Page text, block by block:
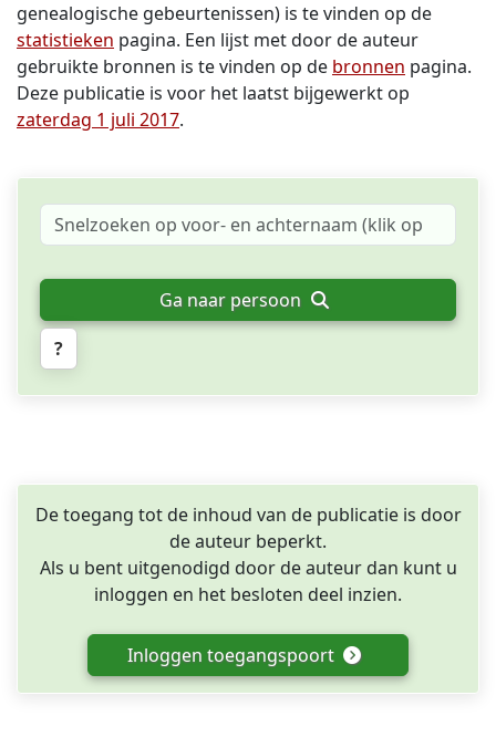
genealogische gebeurtenissen) is te vinden op de
statistieken pagina. Een lijst met door de auteur
gebruikte bronnen is te vinden op de bronnen pagina.
Deze publicatie is voor het laatst bijgewerkt op
zaterdag 1 juli 2017.
Ga naar persoon
?
De toegang tot de inhoud van de publicatie is door
de auteur beperkt.
Als u bent uitgenodigd door de auteur dan kunt u
inloggen en het besloten deel inzien.
Inloggen toegangspoort